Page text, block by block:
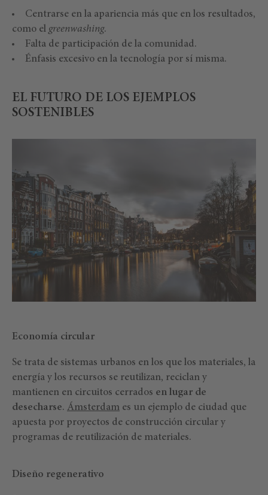
Centrarse en la apariencia más que en los resultados,
como elgreenwashing.
Falta de participación de la comunidad.
Énfasis excesivo en la tecnología por sí misma.
EL FUTURO DE LOS EJEMPLOS
SOSTENIBLES
Economía circular
Se trata de sistemas urbanos en los que los materiales, la
energía y los recursos se reutilizan, reciclan y
mantienen en circuitos cerrados en lugar de
desecharse. Ámsterdam es un ejemplo de ciudad que
apuesta por proyectos de construcción circular y
programas de reutilización de materiales.
Diseño regenerativo